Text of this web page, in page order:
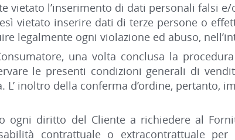
vietato l’inserimento di dati personali falsi
vietato inserire dati di terze persone o
legalmente ogni violazione ed abuso,
una volta conclusa la
le presenti condizioni generali di
L’ inoltro della conferma d’ordine, pertanto,
ogni diritto del Cliente a richiedere al
contrattuale o extracontrattuale